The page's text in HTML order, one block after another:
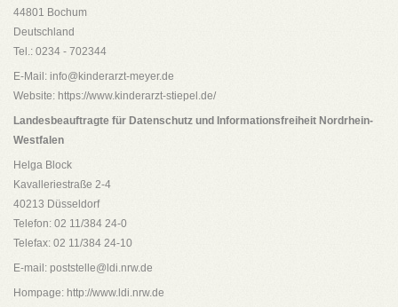
44801 Bochum
Deutschland
Tel.: 0234 - 702344
E-Mail: info@kinderarzt-meyer.de
Website: https://www.kinderarzt-stiepel.de/
Landesbeauftragte für Datenschutz und Informationsfreiheit Nordrhein-
Westfalen
Helga Block
Kavalleriestraße 2-4
40213 Düsseldorf
Telefon: 02 11/384 24-0
Telefax: 02 11/384 24-10
E-mail: poststelle@ldi.nrw.de
Hompage: http://www.ldi.nrw.de